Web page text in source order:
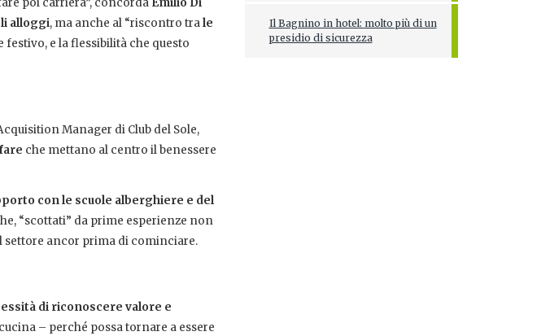
poi carriera”, concorda Emilio Di
alloggi, ma anche al “riscontro trale
e la flessibilità che questo
Manager di Club del Sole,
che mettano al centro il benessere
con le scuole alberghiere e del
“scottati” da prime esperienze non
ancor prima di cominciare.
di riconoscere valore e
– perché possa tornare a essere
Il Bagnino in hotel: molto più di un
presidio di sicurezza